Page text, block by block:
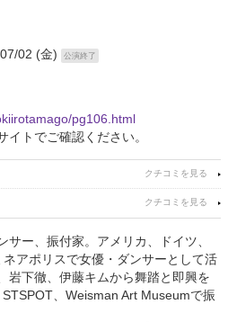
02 (金)
公演終了
pg106.html
トでご確認ください。
ー、振付家。アメリカ、ドイツ、
アポリスで女優・ダンサーとして活
岩下徹、伊藤キムから舞踏と即興を
、Weisman Art Museumで振